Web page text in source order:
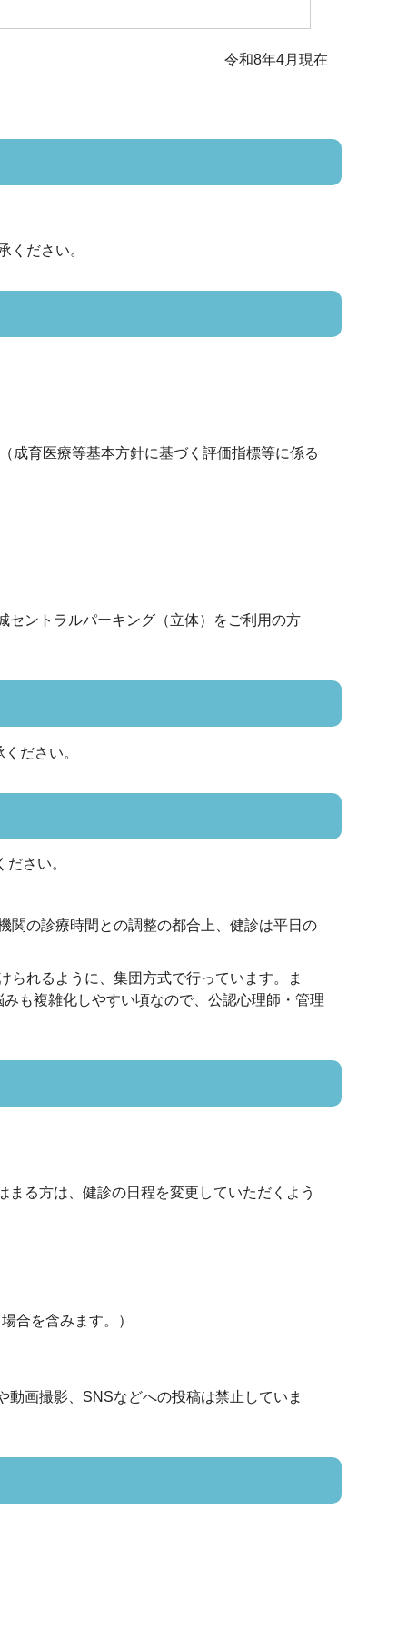
令和8年4月現在
ください。
成育医療等基本方針に基づく評価指標等に係る
ントラルパーキング（立体）をご利用の方
ださい。
さい。
関の診療時間との調整の都合上、健診は平日の
られるように、集団方式で行っています。ま
も複雑化しやすい頃なので、公認心理師・管理
る方は、健診の日程を変更していただくよう
合を含みます。）
画撮影、SNSなどへの投稿は禁止していま